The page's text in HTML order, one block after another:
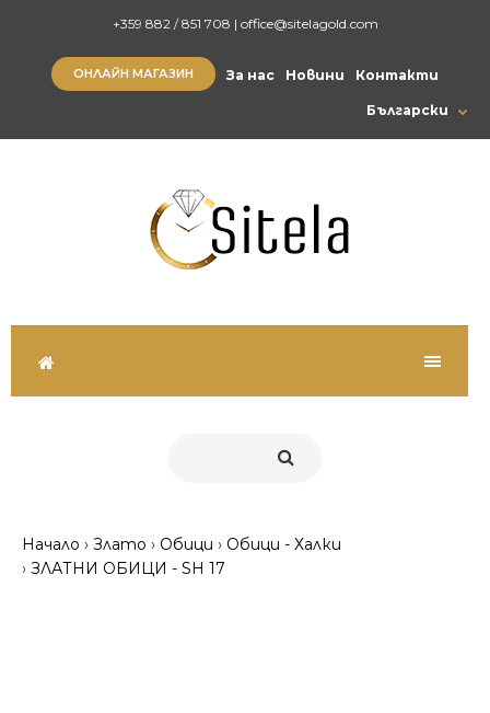
+359 882 / 851 708 | office@sitelagold.com
Български
ОНЛАЙН МАГАЗИН За нас Новини Контакти
Начало Злато Обици
Обици - Халки
ЗЛАТНИ ОБИЦИ - SH 17